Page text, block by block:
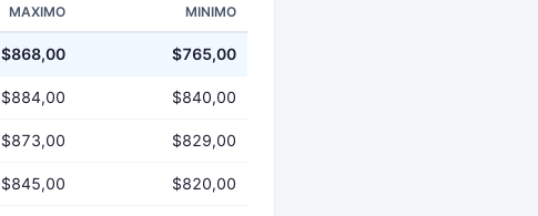
MAXIMO MINIMO
$868,00 $765,00
$884,00 $840,00
$873,00 $829,00
$845,00 $820,00